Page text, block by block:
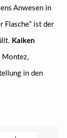
Anwesen in
Flasche“ ist der
Kaiken
Montez,
in den